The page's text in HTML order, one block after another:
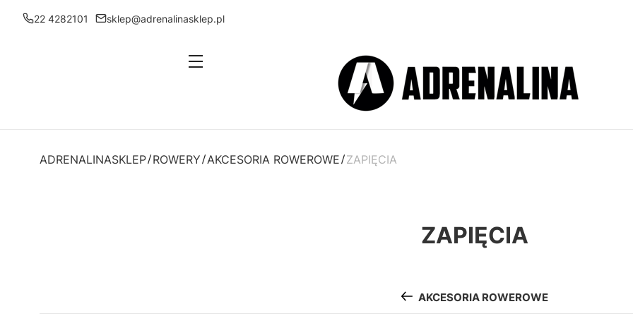
22 4282101 sklep@adrenalinasklep.pl
Menu
ADRENALINASKLEP ROWERY AKCESORIA ROWEROWE ZAPIĘCIA
ZAPIĘCIA
AKCESORIA ROWEROWE